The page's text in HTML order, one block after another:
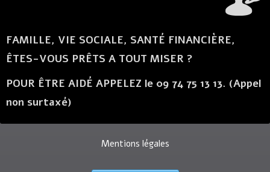
FAMILLE, VIE SOCIALE, SANTÉ FINANCIÈRE,
ÊTES-VOUS PRÊTS A TOUT MISER ?
POUR ÊTRE AIDÉ APPELEZ le 09 74 75 13 13. (Appel
non surtaxé)
Mentions légales